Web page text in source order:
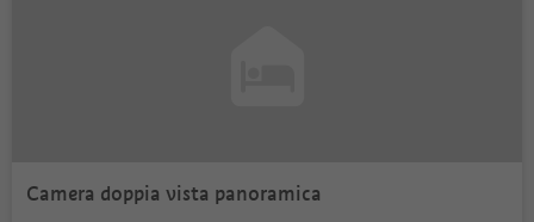
Camera doppia vista panoramica